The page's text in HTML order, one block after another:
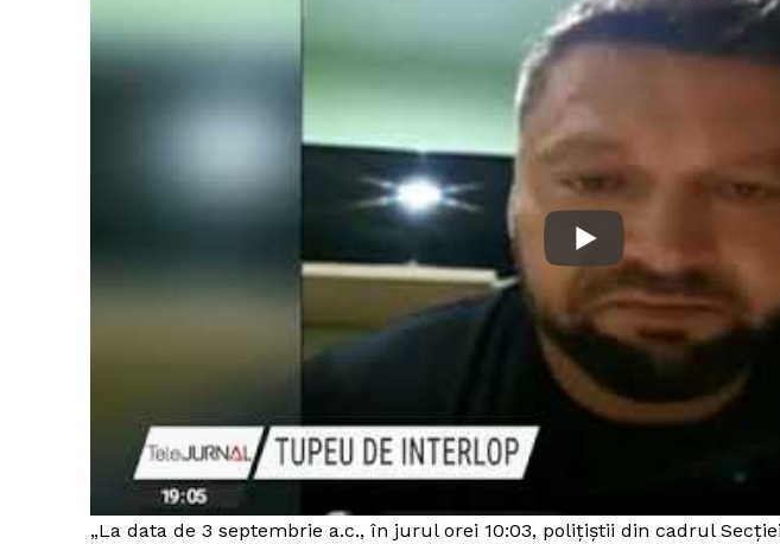
„La data de 3 septembrie a.c., în jurul orei 10:03, polițiștii din cadrul